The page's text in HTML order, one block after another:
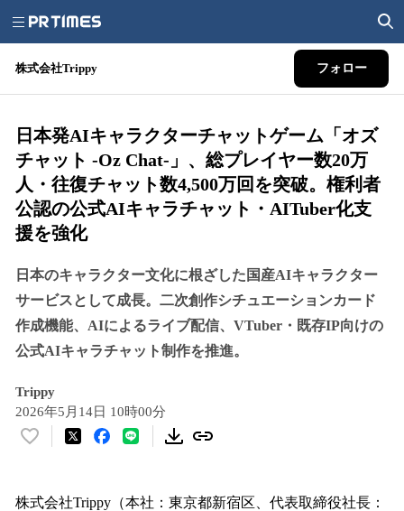
株式会社Trippy フォロー
日本発AIキャラクターチャットゲーム「オズ
チャット -Oz Chat-」、総プレイヤー数20万
人・往復チャット数4,500万回を突破。権利者
公認の公式AIキャラチャット・AITuber化支
援を強化
日本のキャラクター文化に根ざした国産AIキャラクター
サービスとして成長。二次創作シチュエーションカード
作成機能、AIによるライブ配信、VTuber・既存IP向けの
公式AIキャラチャット制作を推進。
Trippy
2026年5月14日 10時00分
い
！
株式会社Trippy（本社：東京都新宿区、代表取締役社長：